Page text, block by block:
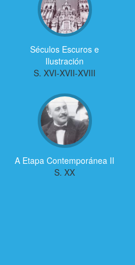
Séculos Escuros e
Ilustración
S. XVI-XVII-XVIII
A Etapa Contemporánea II
S. XX